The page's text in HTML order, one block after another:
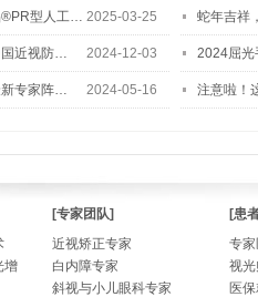
®PR型人工… 2025-03-25 蛇年吉祥
国近视防… 2024-12-03 2024屈
新专家阵… 2024-05-16 注意啦！
增
[专家团队]
近视矫正专家
白内障专家
斜视与小儿眼科专家
[患
专
视
医